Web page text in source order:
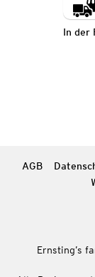
In der
AGB
Ernsting’s